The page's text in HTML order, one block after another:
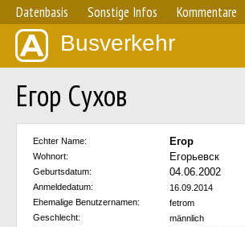
Datenbasis Sonstige Infos Kommentare
Busverkehr
Егор Сухов
Echter Name: Eгор
Wohnort: Егорьевск
Geburtsdatum: 04.06.2002
Anmeldedatum:
16.09.2014
Ehemalige Benutzernamen:
fetrom
Geschlecht:
männlich